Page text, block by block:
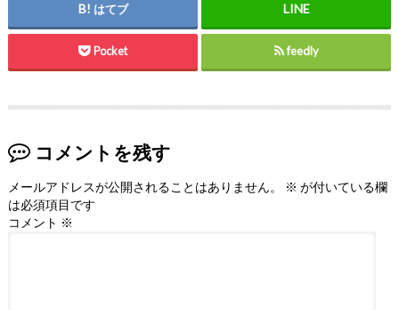
はてブ
Pocket feedly
コメントを残す
メールアドレスが公開されることはありません。 ※ が付いている欄
は必須項目です
コメント ※